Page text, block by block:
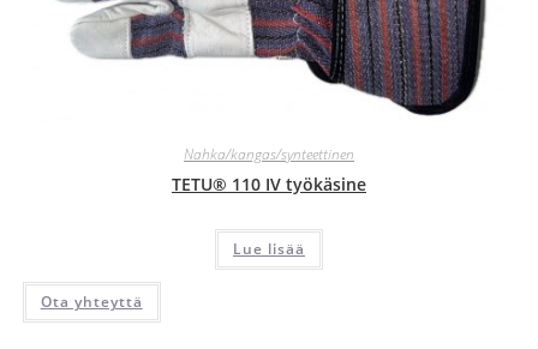
Nahka/kangas/synteettinen
TETU® 110 IV työkäsine
Lue lisää
Ota yhteyttä